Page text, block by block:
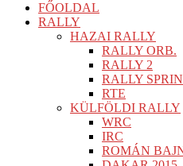
FŐOLDAL
RALLY
HAZAI RALLY
RALLY ORB.
RALLY 2
RALLY
RTE
KÜLFÖLDI RALLY
WRC
IRC
ROMÁN